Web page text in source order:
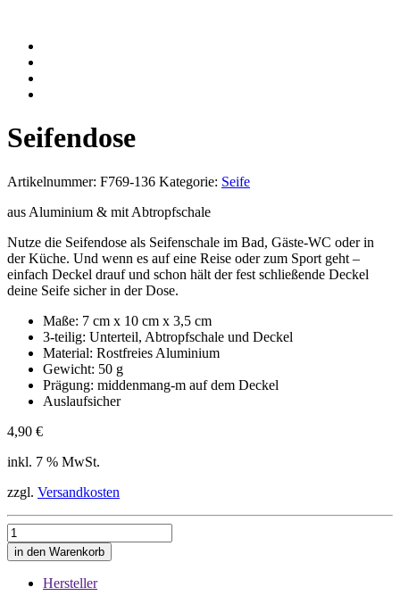
Seifendose
Artikelnummer: F769-136 Kategorie: Seife
aus Aluminium & mit Abtropfschale
Nutze die Seifendose als Seifenschale im Bad, Gäste-WC oder in
der Küche. Und wenn es auf eine Reise oder zum Sport geht –
einfach Deckel drauf und schon hält der fest schließende Deckel
deine Seife sicher in der Dose.
Maße: 7 cm x 10 cm x 3,5 cm
3-teilig: Unterteil, Abtropfschale und Deckel
Material: Rostfreies Aluminium
Gewicht: 50 g
Prägung: middenmang-m auf dem Deckel
Auslaufsicher
4,90 €
inkl. 7 % MwSt.
zzgl. Versandkosten
Seifendose
Menge
In den Warenkorb
Hersteller